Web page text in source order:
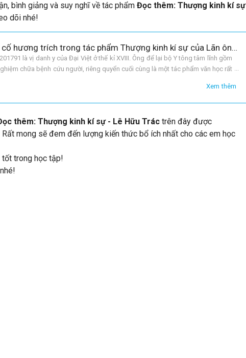
bình giảng và suy nghĩ về tác phẩm Đọc thêm: Thượng kinh kí sự
dõi nhé!
Cảm nghĩ khi đọc bài Về thăm cố hương trích trong tác phẩm Thượng kinh kí sự của Lãn ông Lê Hữu Trác.
là vị danh y của Đại Việt ở thế kỉ XVIII. Ông để lại bộ Y tông tâm lĩnh gồm
chữa bệnh cứu người, riêng quyển cuối cùng là một tác phẩm văn học rất
Bài Thăm cố hương nằm
Xem thêm
thêm: Thượng kinh kí sự - Lê Hữu Trác trên đây được
mong sẽ đem đến lượng kiến thức bổ ích nhất cho các em học
tốt trong học tập!